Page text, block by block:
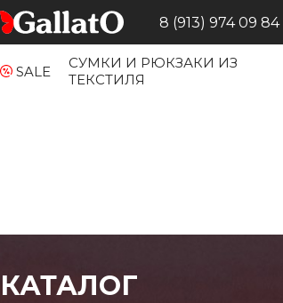
8 (913) 974 09 84
SALE
СУМКИ И РЮКЗАКИ ИЗ
ТЕКСТИЛЯ
КАТАЛОГ